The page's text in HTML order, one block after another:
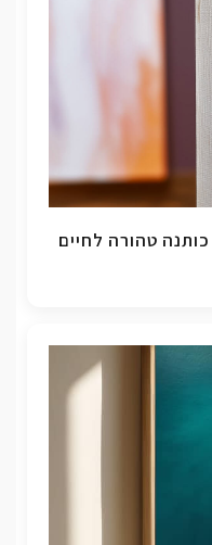
קנבס אמנים פרימיום: 100% כותנה טהורה לחיים